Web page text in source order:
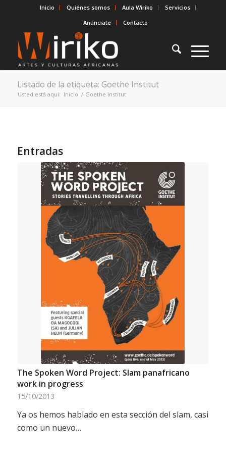
Inicio Quiénes somos Aula Wiriko
Servicios
Anúnciate
Contacto
Listado de la etiqueta: Goethe Institut
Usted está aquí: Inicio / Goethe Institut
Entradas
The Spoken Word Project: Slam panafricano
work in progress
15/10/2013
Ya os hemos hablado en esta sección del slam, casi
como un nuevo…